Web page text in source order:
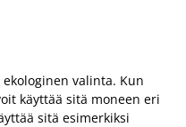
valinta. Kun
käyttää sitä moneen eri
sitä esimerkiksi